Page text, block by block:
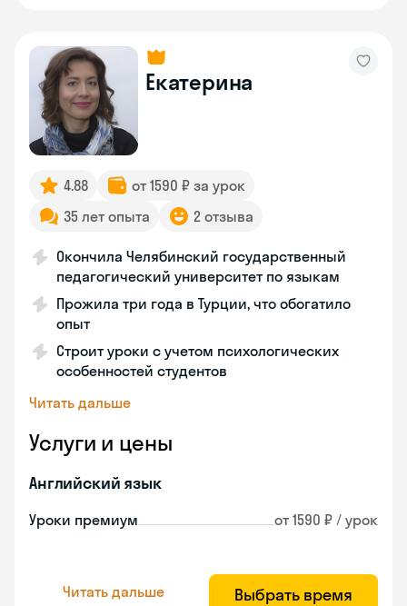
Екатерина
4.88
от 1590 ₽ за урок
35 лет опыта
2 отзыва
Окончила Челябинский государственный
педагогический университет по языкам
Прожила три года в Турции, что обогатило
опыт
Строит уроки с учетом психологических
особенностей студентов
Читать дальше
Услуги и цены
Английский язык
Уроки премиум от 1590 ₽ / урок
Читать дальше Выбрать время